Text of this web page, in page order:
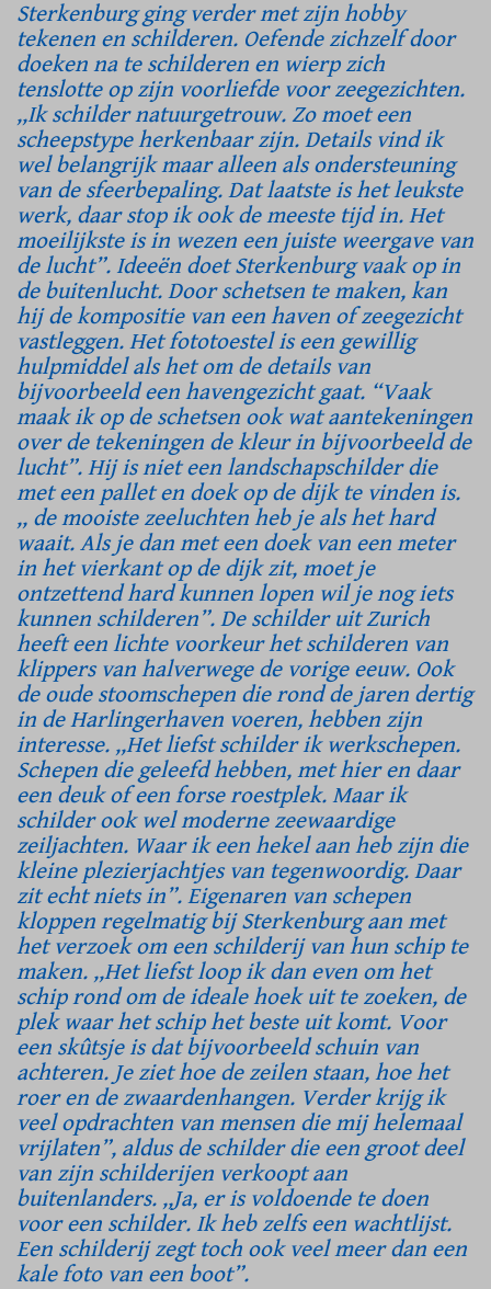
Sterkenburg ging verder met zijn hobby
tekenen en schilderen. Oefende zichzelf door
doeken na te schilderen en wierp zich
tenslotte op zijn voorliefde voor zeegezichten.
,,Ik schilder natuurgetrouw. Zo moet een
scheepstype herkenbaar zijn. Details vind ik
wel belangrijk maar alleen als ondersteuning
van de sfeerbepaling. Dat laatste is het leukste
werk, daar stop ik ook de meeste tijd in. Het
moeilijkste is in wezen een juiste weergave van
de lucht”. Ideeën doet Sterkenburg vaak op in
de buitenlucht. Door schetsen te maken, kan
hij de kompositie van een haven of zeegezicht
vastleggen. Het fototoestel is een gewillig
hulpmiddel als het om de details van
bijvoorbeeld een havengezicht gaat. “Vaak
maak ik op de schetsen ook wat aantekeningen
over de tekeningen de kleur in bijvoorbeeld de
lucht”. Hij is niet een landschapschilder die
met een pallet en doek op de dijk te vinden is.
,, de mooiste zeeluchten heb je als het hard
waait. Als je dan met een doek van een meter
in het vierkant op de dijk zit, moet je
ontzettend hard kunnen lopen wil je nog iets
kunnen schilderen”. De schilder uit Zurich
heeft een lichte voorkeur het schilderen van
klippers van halverwege de vorige eeuw. Ook
de oude stoomschepen die rond de jaren dertig
in de Harlingerhaven voeren, hebben zijn
interesse. ,,Het liefst schilder ik werkschepen.
Schepen die geleefd hebben, met hier en daar
een deuk of een forse roestplek. Maar ik
schilder ook wel moderne zeewaardige
zeiljachten. Waar ik een hekel aan heb zijn die
kleine plezierjachtjes van tegenwoordig. Daar
zit echt niets in”. Eigenaren van schepen
kloppen regelmatig bij Sterkenburg aan met
het verzoek om een schilderij van hun schip te
maken. ,,Het liefst loop ik dan even om het
schip rond om de ideale hoek uit te zoeken, de
plek waar het schip het beste uit komt. Voor
een skûtsje is dat bijvoorbeeld schuin van
achteren. Je ziet hoe de zeilen staan, hoe het
roer en de zwaardenhangen. Verder krijg ik
veel opdrachten van mensen die mij helemaal
vrijlaten”, aldus de schilder die een groot deel
van zijn schilderijen verkoopt aan
buitenlanders. ,,Ja, er is voldoende te doen
voor een schilder. Ik heb zelfs een wachtlijst.
Een schilderij zegt toch ook veel meer dan een
kale foto van een boot”.